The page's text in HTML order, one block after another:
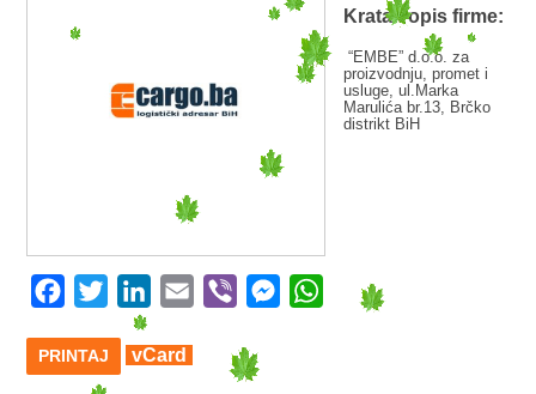
Kratak opis firme:
“EMBE” d.o.o. za
proizvodnju, promet i
usluge, ul.Marka
Marulića br.13, Brčko
distrikt BiH
Facebook
Twitter LinkedIn
Email Viber Messenger
WhatsApp
PRINTAJ vCard